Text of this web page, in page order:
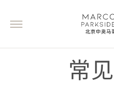
常